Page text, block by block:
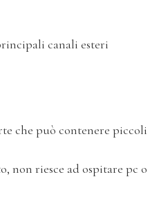
canali esteri
che può contenere piccoli
non riesce ad ospitare pc o